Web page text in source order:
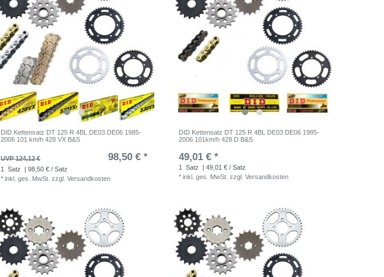
DID Kettensatz DT 125 R 4BL DE03 DE06 1985-
2006 101 km/h 428 VX B&S
UVP 124,12 € 98,50 € *
1 Satz
| 98,50 € / Satz
*inkl. ges. MwSt. zzgl.Versandkosten
DID Kettensatz DT 125 R 4BL DE03 DE06 1985-
2006 101km/h 428 D B&S
49,01 € *
1 Satz
| 49,01 € / Satz
*inkl. ges. MwSt. zzgl.Versandkosten